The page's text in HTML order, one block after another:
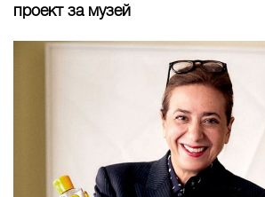
проект за музей